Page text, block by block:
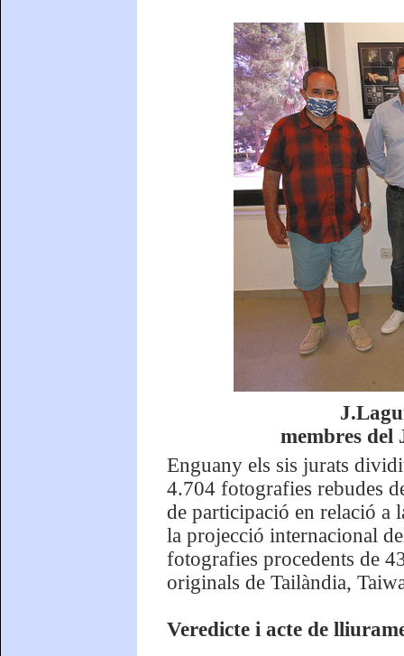
membres
Enguany els sis jurats
4.704 fotografies rebudes
de participació en relació a
la projecció internacional
fotografies procedents de
originals de Tailàndia,
Veredicte i acte de